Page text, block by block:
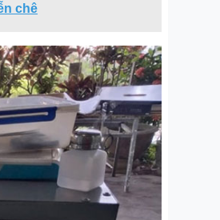
chê